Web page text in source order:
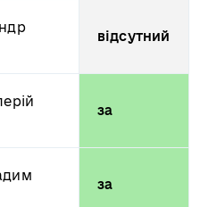
відсутний
за
за